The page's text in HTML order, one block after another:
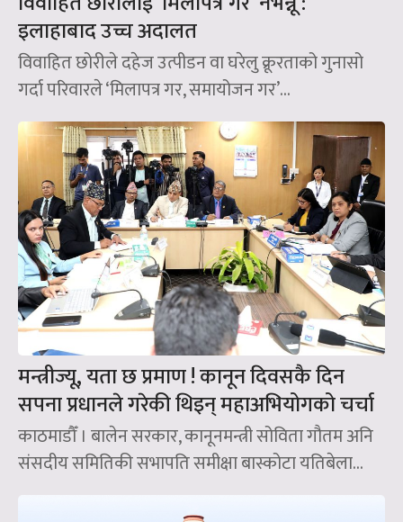
इलाहाबाद उच्च अदालत
विवाहित छोरीले दहेज उत्पीडन वा घरेलु क्रूरताको गुनासो
गर्दा परिवारले ‘मिलापत्र गर, समायोजन गर’...
मन्त्रीज्यू, यता छ प्रमाण ! कानून दिवसकै दिन
सपना प्रधानले गरेकी थिइन् महाअभियोगको चर्चा
काठमाडौँ । बालेन सरकार, कानूनमन्त्री सोविता गौतम अनि
संसदीय समितिकी सभापति समीक्षा बास्कोटा यतिबेला...